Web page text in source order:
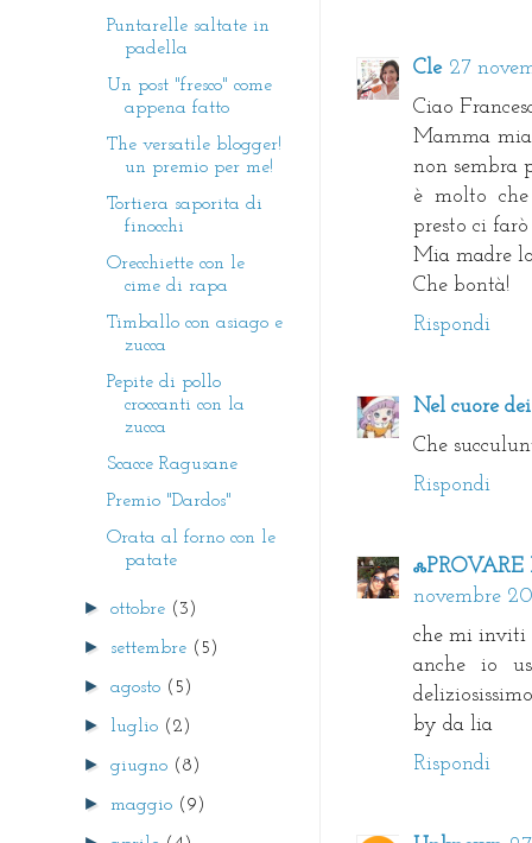
Cle 27
Ciao
Mamma mia
non sembra
è molto
presto ci
Mia madre
Che bontà!
Rispondi
Nel cuore
Che
Rispondi
ஃPROVARE
novembre
che mi inviti
anche io
by da lia
Rispondi
Puntarelle saltate in
padella
Un post "fresco" come
appena fatto
The versatile blogger!
un premio per me!
Tortiera saporita di
finocchi
Orecchiette con le
cime di rapa
Timballo con asiago e
zucca
Pepite di pollo
croccanti con la
zucca
Scacce Ragusane
Premio "Dardos"
Orata al forno con le
patate
►ottobre (3)
► settembre (5)
►agosto (5)
► luglio (2)
►giugno (8)
► maggio (9)